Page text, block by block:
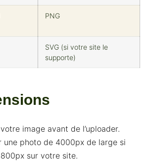
PNG
SVG (si votre site le
supporte)
image avant de l’uploader.
une photo de 4000px de large si
sur votre site.